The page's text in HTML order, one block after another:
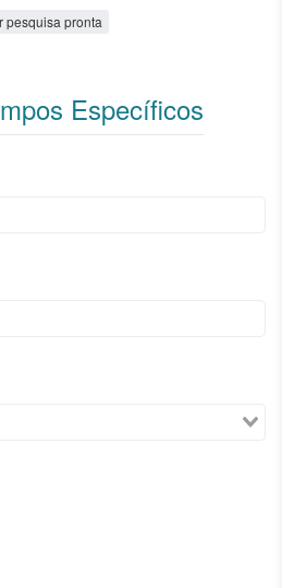
pronta
Específicos